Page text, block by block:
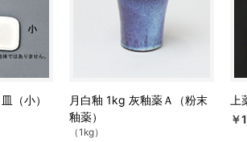
（小）
月白釉 1kg 灰釉薬Ａ（粉末
釉薬）
（1kg）
￥